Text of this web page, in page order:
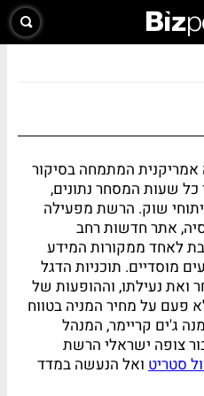
אמריקנית המתמחה בסיקור
כל שעות המסחר נתונים,
שוק. הרשת מפעילה
אתר חדשות רחב
לאחד ממקורות המידע
מוסדיים. תוכניות הדגל
נעילתו, וההופעות של
פעם על מחיר המניה בטווח
ג'ים קריימר, המנהל
צופה ישראלי הרשת
סטריט ואל הנעשה במדד